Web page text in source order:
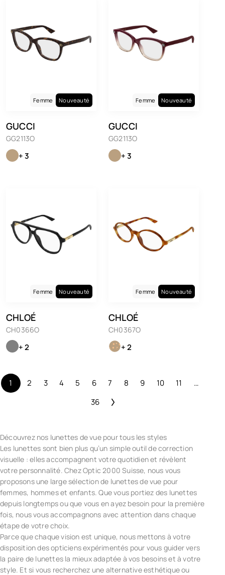
Femme Nouveauté
GUCCI
GG2113O
+ 3
Femme Nouveauté
GUCCI
GG2113O
+ 3
Femme Nouveauté
CHLOÉ
CH0366O
+ 2
Femme Nouveauté
CHLOÉ
CH0367O
+ 2
1 2 3 4 5 6 7 8 9 10 11
…
36
Découvrez nos lunettes de vue pour tous les styles
Les lunettes sont bien plus qu’un simple outil de correction
visuelle : elles accompagnent votre quotidien et révèlent
votre personnalité. Chez Optic 2000 Suisse, nous vous
proposons une large sélection de lunettes de vue pour
femmes, hommes et enfants. Que vous portiez des lunettes
depuis longtemps ou que vous en ayez besoin pour la première
fois, nous vous accompagnons avec attention dans chaque
étape de votre choix.
Parce que chaque vision est unique, nous mettons à votre
disposition des opticiens expérimentés pour vous guider vers
la paire de lunettes la mieux adaptée à vos besoins et à votre
style. Et si vous recherchez une alternative esthétique ou